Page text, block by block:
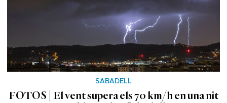
SABADELL
FOTOS | El vent supera els 70 km/h en una nit